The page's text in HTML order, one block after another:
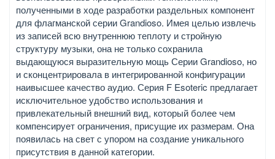
полученными в ходе разработки раздельных компонент
для флагманской серии Grandioso. Имея целью извлечь
из записей всю внутреннюю теплоту и стройную
структуру музыки, она не только сохранила
выдающуюся выразительную мощь Серии Grandioso, но
и сконцентрировала в интегрированной конфигурации
наивысшее качество аудио. Серия F Esoteric предлагает
исключительное удобство использования и
привлекательный внешний вид, который более чем
компенсирует ограничения, присущие их размерам. Она
появилась на свет с упором на создание уникального
присутствия в данной категории.